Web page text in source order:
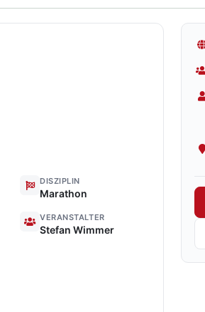
DISZIPLIN
Marathon
VERANSTALTER
Stefan Wimmer